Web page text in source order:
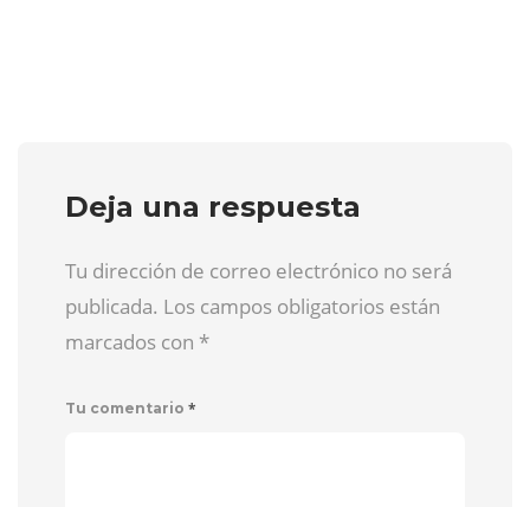
Deja una respuesta
Tu dirección de correo electrónico no será
publicada. Los campos obligatorios están
marcados con *
Tu comentario *